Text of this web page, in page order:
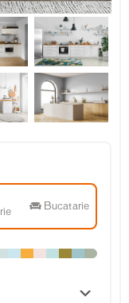
Bucatarie